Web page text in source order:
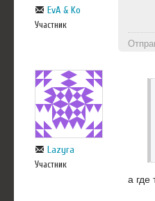
EvA & Ko
Участник
Lazyra
Участник
а где